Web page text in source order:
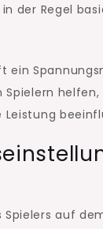
der Regel
ein
auf